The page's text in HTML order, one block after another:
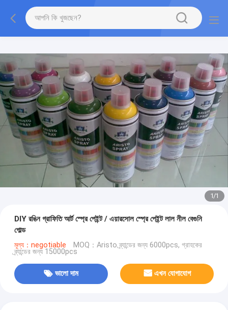
1/1
DIY রঙিন গ্রাফিতি আর্ট স্প্রে পেইন্ট / এয়ারসোল স্প্রে পেইন্ট লাল নীল বেগুনি
গোল্ড
মূল্য：negotiable MOQ：Aristo ব্র্যান্ডের জন্য 6000pcs, গ্রাহকের
ব্র্যান্ডের জন্য 15000pcs
ভালো দাম এখন যোগাযোগ